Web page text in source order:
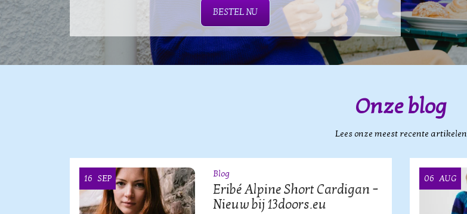
BESTEL NU
Onze blog
Lees onze meest recente artikelen
16 SEP Blog
Eribé Alpine Short Cardigan –
Nieuw bij 13doors.eu
06 AUG